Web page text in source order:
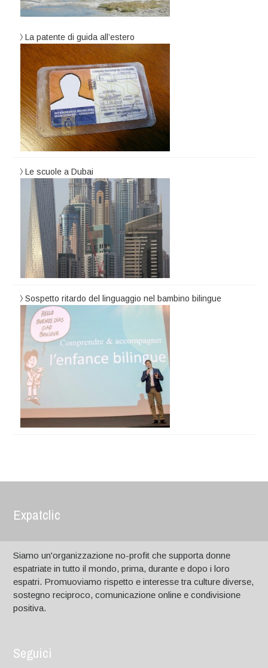
La patente di guida all’estero
Le scuole a Dubai
Sospetto ritardo del linguaggio nel bambino bilingue
Expatclic
Siamo un'organizzazione no-profit che supporta donne
espatriate in tutto il mondo, prima, durante e dopo i loro
espatri. Promuoviamo rispetto e interesse tra culture diverse,
sostegno reciproco, comunicazione online e condivisione
positiva.
Seguici